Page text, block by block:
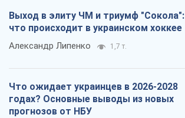
Выход в элиту ЧМ и триумф "Сокола":
что происходит в украинском хоккее
Александр Липенко 1,7 т.
Что ожидает украинцев в 2026-2028
годах? Основные выводы из новых
прогнозов от НБУ